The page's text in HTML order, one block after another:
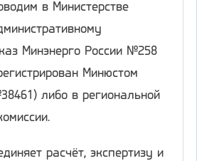
в Министерстве
Минэнерго России №258
Минюстом
либо в региональной
расчёт, экспертизу и